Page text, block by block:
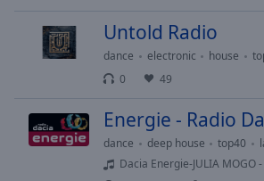
Family
Untold Radio
dance electronic house
0
49
Energie - Radio
dance deep house top40
Dacia Energie-JULIA MOGO - TORN Reggae Cover